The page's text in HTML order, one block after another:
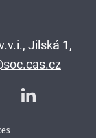
Jilská 1,